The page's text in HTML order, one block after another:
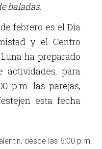
baladas.
febrero es el Día
y el Centro
ha preparado
actividades, para
p.m. las parejas,
esta fecha
desde las 6:00 p.m.